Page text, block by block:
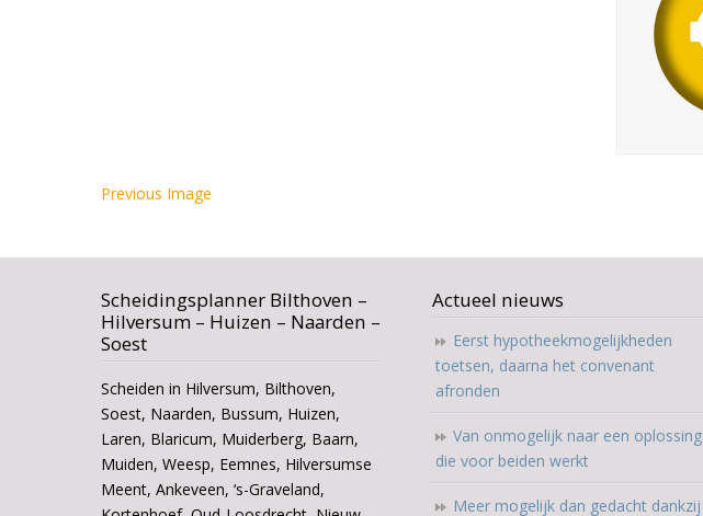
Previous Image
Scheidingsplanner Bilthoven –
Hilversum – Huizen – Naarden –
Soest
Scheiden in Hilversum, Bilthoven,
Soest, Naarden, Bussum, Huizen,
Laren, Blaricum, Muiderberg, Baarn,
Muiden, Weesp, Eemnes, Hilversumse
Meent, Ankeveen, ‘s-Graveland,
Actueel nieuws
Eerst hypotheekmogelijkheden
toetsen, daarna het convenant
afronden
Van onmogelijk naar een oplossing
die voor beiden werkt
Meer mogelijk dan gedacht dankzij